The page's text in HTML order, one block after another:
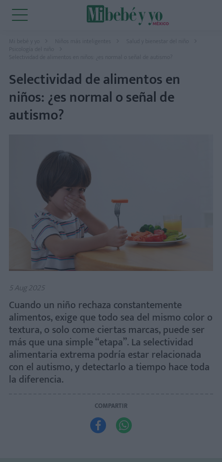
Mi bebé y yo Niños más inteligentes
Salud y bienestar del niño
Psicología del niño
Selectividad de alimentos en niños: ¿es normal o señal de autismo?
Selectividad de alimentos en
niños: ¿es normal o señal de
autismo?
5 Aug 2025
Cuando un niño rechaza constantemente
alimentos, exige que todo sea del mismo color o
textura, o solo come ciertas marcas, puede ser
más que una simple “etapa”. La selectividad
alimentaria extrema podría estar relacionada
con el autismo, y detectarlo a tiempo hace toda
la diferencia.
COMPARTIR
 